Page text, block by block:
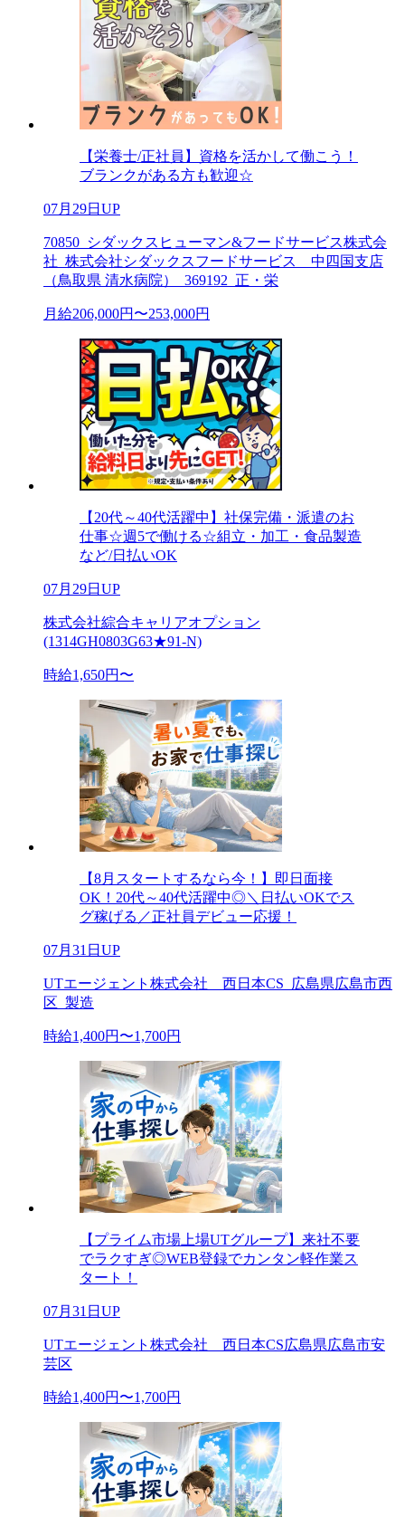
【栄養士/正社員】資格を活かして働こう！
ブランクがある方も歓迎☆
07月29日UP
70850_シダックスヒューマン&フードサービス株式会
社_株式会社シダックスフードサービス 中四国支店
（鳥取県 清水病院）_369192_正・栄
月給206,000円〜253,000円
【20代～40代活躍中】社保完備・派遣のお
仕事☆週5で働ける☆組立・加工・食品製造
など/日払いOK
07月29日UP
株式会社綜合キャリアオプション
(1314GH0803G63★91-N)
時給1,650円〜
【8月スタートするなら今！】即日面接
OK！20代～40代活躍中◎＼日払いOKでス
グ稼げる／正社員デビュー応援！
07月31日UP
UTエージェント株式会社 西日本CS_広島県広島市西
区_製造
時給1,400円〜1,700円
【プライム市場上場UTグループ】来社不要
でラクすぎ◎WEB登録でカンタン軽作業ス
タート！
07月31日UP
UTエージェント株式会社 西日本CS広島県広島市安
芸区
時給1,400円〜1,700円